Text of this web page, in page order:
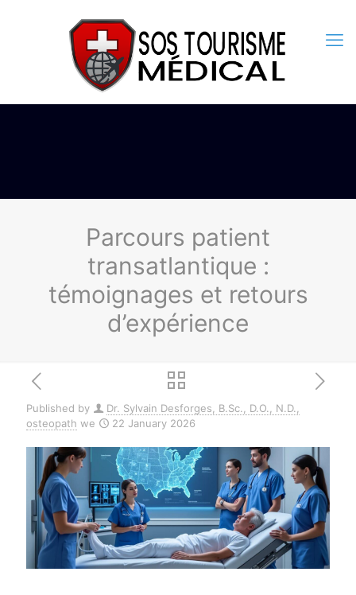
Parcours patient
transatlantique :
témoignages et retours
d’expérience
Published by
Dr. Sylvain Desforges, B.Sc., D.O., N.D.,
osteopath we 22 January 2026